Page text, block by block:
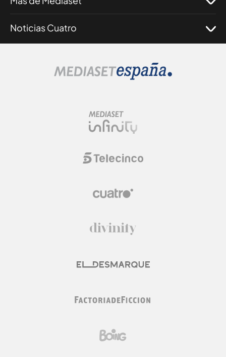
Noticias Cuatro